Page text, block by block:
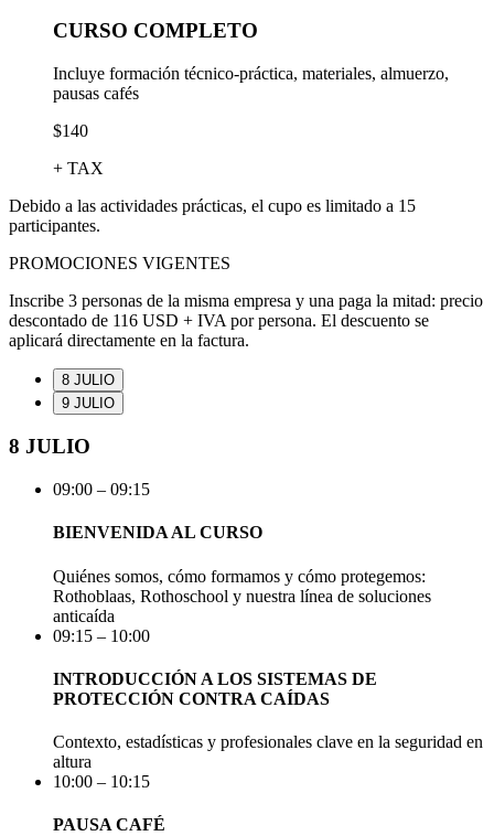
CURSO COMPLETO
Incluye formación técnico-práctica, materiales, almuerzo,
pausas cafés
$140
+ TAX
Debido a las actividades prácticas, el cupo es limitado a 15
participantes.
PROMOCIONES VIGENTES
Inscribe 3 personas de la misma empresa y una paga la mitad: precio
descontado de 116 USD + IVA por persona. El descuento se
aplicará directamente en la factura.
8 JULIO
9 JULIO
8 JULIO
09:00 – 09:15
BIENVENIDA AL CURSO
Quiénes somos, cómo formamos y cómo protegemos:
Rothoblaas, Rothoschool y nuestra línea de soluciones
anticaída
09:15 – 10:00
INTRODUCCIÓN A LOS SISTEMAS DE
PROTECCIÓN CONTRA CAÍDAS
Contexto, estadísticas y profesionales clave en la seguridad en
altura
10:00 – 10:15
PAUSA CAFÉ